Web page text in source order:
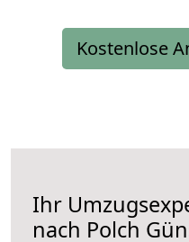
Kostenlose
Ihr
nach Polch